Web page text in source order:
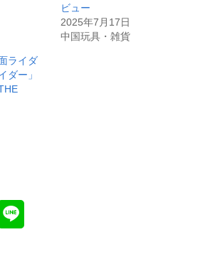
ビュー
2025年7月17日
中国玩具・雑貨
ライダ
ー」